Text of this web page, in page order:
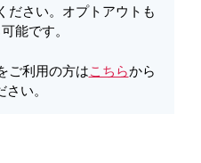
ださい。オプトアウトも
能です。
ご利用の方はこちらから
さい。